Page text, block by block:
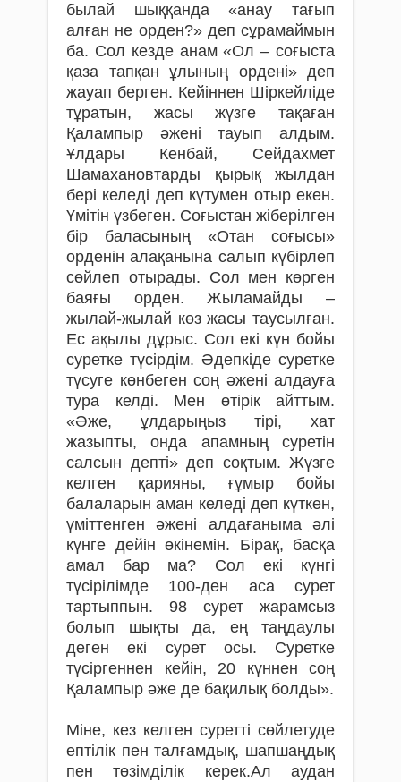
былай шыққанда «анау тағып
алған не орден?» деп сұрамаймын
ба. Сол кезде анам «Ол – соғыста
қаза тапқан ұлының ордені» деп
жауап берген. Кейіннен Шіркейліде
тұра­тын, жасы жүзге тақаған
Қалампыр әжені тауып алдым.
Ұлдары Кенбай, Сейдахмет
Шамахановтарды қырық жылдан
бері келеді деп күтумен отыр екен.
Үмітін үзбеген. Соғыстан жіберілген
бір баласының «Отан соғысы»
орденін алақанына салып күбірлеп
сөйлеп отырады. Сол мен көрген
баяғы орден. Жыламайды –
жылай-жылай көз жасы таусылған.
Ес ақылы дұрыс. Сол екі күн бойы
суретке түсірдім. Әдепкіде суретке
түсуге көнбеген соң әжені алдауға
тура келді. Мен өтірік айттым.
«Әже, ұлдарыңыз тірі, хат
жазыпты, онда апамның суретін
салсын депті» деп соқтым. Жүзге
келген қарияны, ғұмыр бойы
балаларын аман келеді деп күткен,
үміттенген әжені алдағаныма әлі
күнге дейін өкінемін. Бірақ, басқа
амал бар ма? Сол екі күнгі
түсірілімде 100-ден аса сурет
тартыппын. 98 сурет жарамсыз
болып шықты да, ең таңдаулы
деген екі сурет осы. Суретке
түсіргеннен кейін, 20 күннен соң
Қалампыр әже де бақилық болды».
Міне, кез келген суретті сөйлетуде
ептілік пен талғамдық, шапшаңдық
пен төзім­ділік керек.Ал аудан